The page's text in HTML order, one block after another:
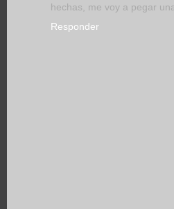
hechas, me voy a pegar
Responder